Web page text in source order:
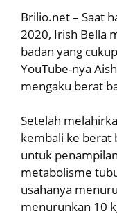
Brilio.net – Saat
2020, Irish Bella
badan yang
YouTube-nya
mengaku berat
Setelah
kembali ke berat
untuk
metabolisme
usahanya
menurunkan 10